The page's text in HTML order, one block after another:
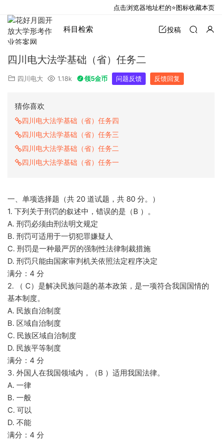
科目检索 投稿
四川电大法学基础（省）任务二
四川电大 1.18k 领5金币 问题反馈 反馈回复
猜你喜欢
四川电大法学基础（省）任务四
四川电大法学基础（省）任务三
四川电大法学基础（省）任务二
四川电大法学基础（省）任务一
一、单项选择题（共 20 道试题，共 80 分。）
1. 下列关于刑罚的叙述中，错误的是（B ）。
A. 刑罚必须由刑法明文规定
B. 刑罚可适用于一切犯罪嫌疑人
C. 刑罚是一种最严厉的强制性法律制裁措施
D. 刑罚只能由国家审判机关依照法定程序决定
满分：4 分
2. （ C）是解决民族问题的基本政策，是一项符合我国国情的
基本制度。
A. 民族自治制度
B. 区域自治制度
C. 民族区域自治制度
D. 民族平等制度
满分：4 分
3. 外国人在我国领域内，（B ）适用我国法律。
A. 一律
B. 一般
C. 可以
D. 不能
满分：4 分
点击浏览器地址栏的⭐图标收藏本页